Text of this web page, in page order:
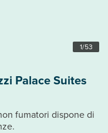
1/53
Palace Suites
fumatori dispone di